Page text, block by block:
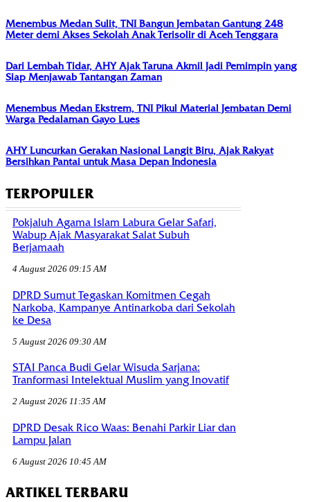
Menembus Medan Sulit, TNI Bangun Jembatan Gantung 248
Meter demi Akses Sekolah Anak Terisolir di Aceh Tenggara
Dari Lembah Tidar, AHY Ajak Taruna Akmil Jadi Pemimpin yang
Siap Menjawab Tantangan Zaman
Menembus Medan Ekstrem, TNI Pikul Material Jembatan Demi
Warga Pedalaman Gayo Lues
AHY Luncurkan Gerakan Nasional Langit Biru, Ajak Rakyat
Bersihkan Pantai untuk Masa Depan Indonesia
TERPOPULER
Pokjaluh Agama Islam Labura Gelar Safari,
Wabup Ajak Masyarakat Salat Subuh
Berjamaah
4 August 2026 09:15 AM
DPRD Sumut Tegaskan Komitmen Cegah
Narkoba, Kampanye Antinarkoba dari Sekolah
ke Desa
5 August 2026 09:30 AM
STAI Panca Budi Gelar Wisuda Sarjana:
Tranformasi Intelektual Muslim yang Inovatif
2 August 2026 11:35 AM
DPRD Desak Rico Waas: Benahi Parkir Liar dan
Lampu Jalan
6 August 2026 10:45 AM
ARTIKEL TERBARU